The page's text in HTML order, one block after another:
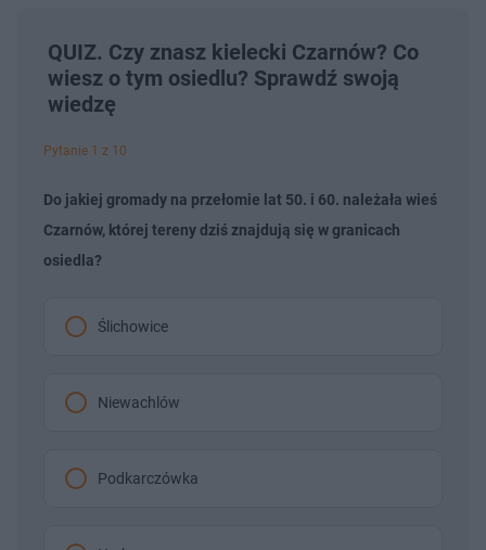
QUIZ. Czy znasz kielecki Czarnów? Co
wiesz o tym osiedlu? Sprawdź swoją
wiedzę
Pytanie 1 z 10
Do jakiej gromady na przełomie lat 50. i 60. należała wieś
Czarnów, której tereny dziś znajdują się w granicach
osiedla?
Ślichowice
Niewachlów
Podkarczówka